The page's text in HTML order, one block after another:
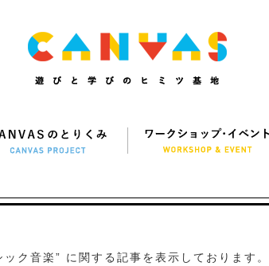
ック音楽” に関する記事を表示しております